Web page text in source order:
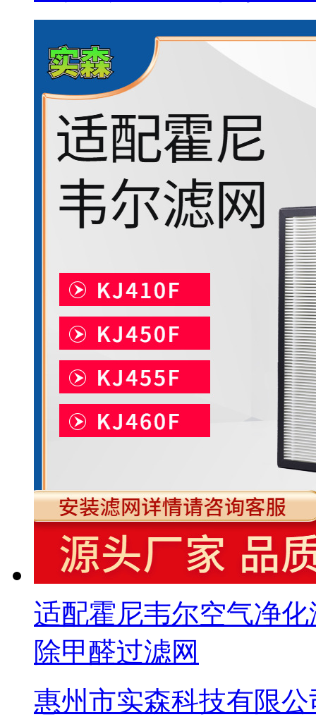
适配霍尼韦尔空气净化
除甲醛过滤网
惠州市实森科技有限公